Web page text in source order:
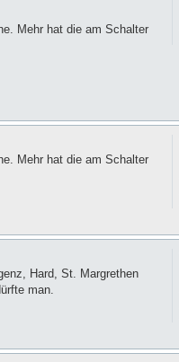
Mehr hat die am Schalter
Mehr hat die am Schalter
Hard, St. Margrethen
man.